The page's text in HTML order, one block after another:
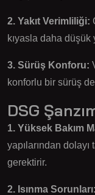
2. Yakıt Verimliliği:
kıyasla daha düşük
3. Sürüş Konforu:
konforlu bir sürüş
DSG
1. Yüksek Bakım
yapılarından
gerektirir.
2. Isınma Sorunları: